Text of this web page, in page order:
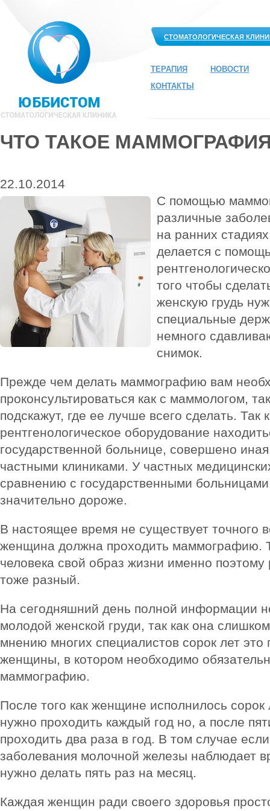
СТОМАТОЛОГИЧЕСКАЯ
ТЕРАПИЯ
НОВОСТИ
КОНТАКТЫ
ЧТО ТАКОЕ
22.10.2014
С помощью
различные
на ранних
делается с
того чтобы
женскую грудь
специальные
немного
снимок.
Прежде чем делать маммографию вам
проконсультироваться как с маммологом,
подскажут, где ее лучше всего сделать. Так
рентгенологическое оборудование
государственной больнице, совершено
частными клиниками. У частных
сравнению с государственными
значительно дороже.
В настоящее время не существует точного
женщина должна проходить маммографию.
человека свой образ жизни именно поэтому
тоже разный.
На сегодняшний день полной информации
молодой женской груди, так как она
мнению многих специалистов сорок лет
женщины, в котором необходимо
маммографию.
После того как женщине исполнилось
нужно проходить каждый год но, а после
проходить два раза в год. В том случае
заболевания молочной железы наблюдает
нужно делать пять раз на месяц.
Каждая женщин ради своего здоровья